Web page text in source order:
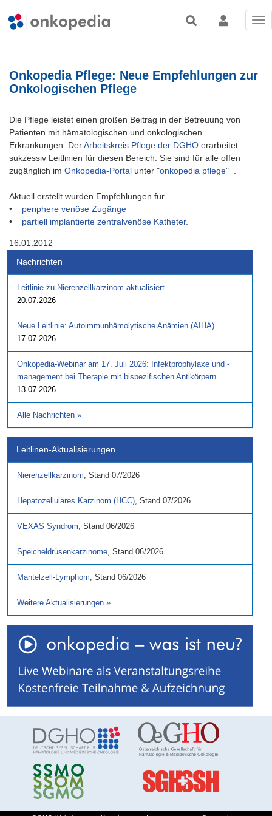
Onkopedia Pflege: Neue Empfehlungen zur
Onkologischen Pflege
Die Pflege leistet einen großen Beitrag in der Betreuung von
Patienten mit hämatologischen und onkologischen
Erkrankungen. DerArbeitskreis Pflege der DGHO erarbeitet
sukzessiv Leitlinien für diesen Bereich. Sie sind für alle offen
zugänglich im Onkopedia-Portal unter "onkopedia pflege" .
Aktuell erstellt wurden Empfehlungen für
• periphere venöse Zugänge
• partiell implantierte zentralvenöse Katheter.
16.01.2012
Nachrichten
Leitlinie zu Nierenzellkarzinom aktualisiert
20.07.2026
Neue Leitlinie: Autoimmunhämolytische Anämien (AIHA)
17.07.2026
Onkopedia-Webinar am 17. Juli 2026: Infektprophylaxe und -
management bei Therapie mit bispezifischen Antikörpern
13.07.2026
Alle Nachrichten »
Leitlinen-Aktualisierungen
Nierenzellkarzinom, Stand 07/2026
Hepatozelluläres Karzinom (HCC), Stand 07/2026
VEXAS Syndrom, Stand 06/2026
Speicheldrüsenkarzinome, Stand 06/2026
Mantelzell-Lymphom, Stand 06/2026
Weitere Aktualisierungen »